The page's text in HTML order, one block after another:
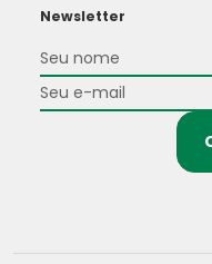
Newsletter